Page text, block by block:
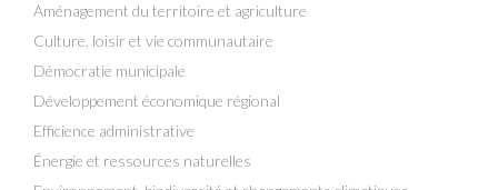
Aménagement du territoire et agriculture
Culture, loisir et vie communautaire
Démocratie municipale
Développement économique régional
Efficience administrative
Énergie et ressources naturelles